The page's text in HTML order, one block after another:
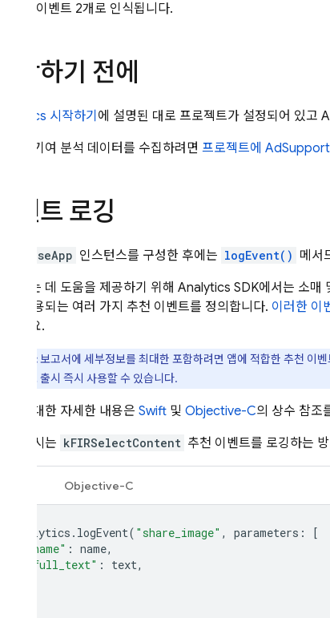
로 다른 이벤트 2개로 인식됩니다.
시작하기 전에
Analytics 시작하기 에 설명된 대로 프로젝트가 설정되어 있고
캠페인 기여 분석 데이터를 수집하려면 프로젝트에
이벤트 로깅
FirebaseApp 인스턴스를 구성한 후에는 logEvent() 메서
시작하는 데 도움을 제공하기 위해 Analytics SDK에서는 소매
으로 사용되는 여러 가지 추천 이벤트를 정의합니다. 이러한 이
조하세요.
참고:보고서에 세부정보를 최대한 포함하려면 앱에 적합한 추천 이
신 기능도 출시 즉시 사용할 수 있습니다.
구현에 대한 자세한 내용은 Swift 및 Objective-C의 상수 참조
다음 예시는 kFIRSelectContent 추천 이벤트를 로깅하는
Objective-C
Analytics . logEvent( "share_image" , parameters :
[
"name" : name,
"full_text" : text,